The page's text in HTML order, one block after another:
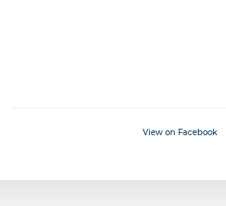
View on Facebook